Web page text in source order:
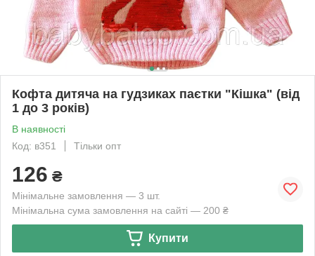
Кофта дитяча на гудзиках паєтки "Кішка" (від
1 до 3 років)
В наявності
Код: в351
Тільки опт
126 ₴
Мінімальне замовлення — 3 шт.
Мінімальна сума замовлення на сайті — 200 ₴
Купити